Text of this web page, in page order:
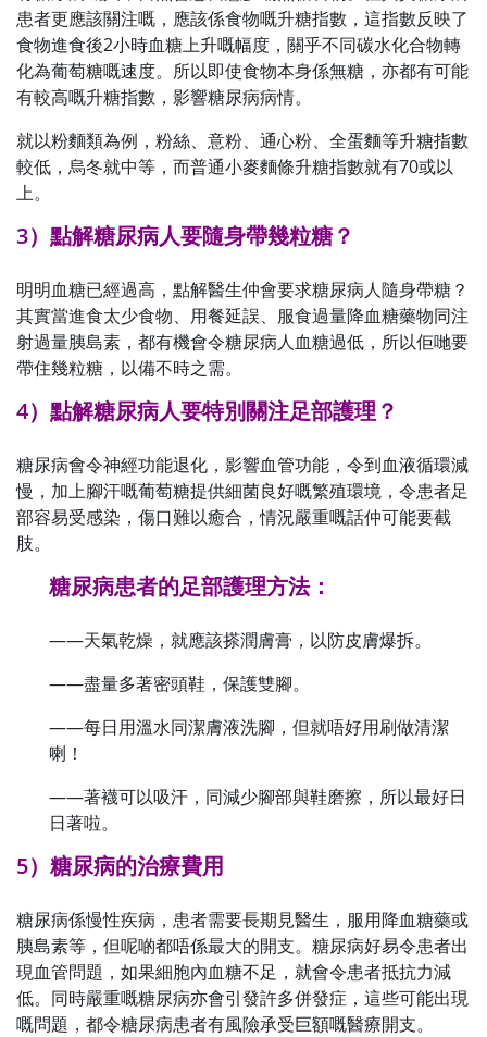
患者更應該關注嘅，應該係食物嘅升糖指數，這指數反映了
食物進食後2小時血糖上升嘅幅度，關乎不同碳水化合物轉
化為葡萄糖嘅速度。所以即使食物本身係無糖，亦都有可能
有較高嘅升糖指數，影響糖尿病病情。
就以粉麵類為例，粉絲、意粉、通心粉、全蛋麵等升糖指數
較低，烏冬就中等，而普通小麥麵條升糖指數就有70或以
上。
3）點解糖尿病人要隨身帶幾粒糖？
明明血糖已經過高，點解醫生仲會要求糖尿病人隨身帶糖？
其實當進食太少食物、用餐延誤、服食過量降血糖藥物同注
射過量胰島素，都有機會令糖尿病人血糖過低，所以佢哋要
帶住幾粒糖，以備不時之需。
4）點解糖尿病人要特別關注足部護理？
糖尿病會令神經功能退化，影響血管功能，令到血液循環減
慢，加上腳汗嘅葡萄糖提供細菌良好嘅繁殖環境，令患者足
部容易受感染，傷口難以癒合，情況嚴重嘅話仲可能要截
肢。
糖尿病患者的足部護理方法：
——天氣乾燥，就應該搽潤膚膏，以防皮膚爆拆。
——盡量多著密頭鞋，保護雙腳。
——每日用溫水同潔膚液洗腳，但就唔好用刷做清潔
喇！
——著襪可以吸汗，同減少腳部與鞋磨擦，所以最好日
日著啦。
5）糖尿病的治療費用
糖尿病係慢性疾病，患者需要長期見醫生，服用降血糖藥或
胰島素等，但呢啲都唔係最大的開支。糖尿病好易令患者出
現血管問題，如果細胞內血糖不足，就會令患者抵抗力減
低。同時嚴重嘅糖尿病亦會引發許多併發症，這些可能出現
嘅問題，都令糖尿病患者有風險承受巨額嘅醫療開支。